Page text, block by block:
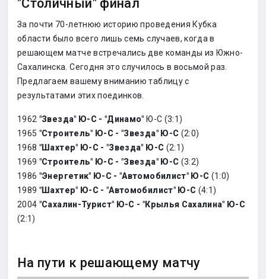
"Столичный" финал
За почти 70-летнюю историю проведения Кубка
области было всего лишь семь случаев, когда в
решающем матче встречались две команды из Южно-
Сахалинска. Сегодня это случилось в восьмой раз.
Предлагаем вашему вниманию таблицу с
результатами этих поединков.
1962 "Звезда" Ю-С - "Динамо" Ю-С (3:1)
1965 "Строитель" Ю-С - "Звезда" Ю-С (2:0)
1968 "Шахтер" Ю-С - "Звезда" Ю-С (2:1)
1969 "Строитель" Ю-С - "Звезда" Ю-С (3:2)
1986 "Энергетик" Ю-С - "Автомобилист" Ю-С (1:0)
1989 "Шахтер" Ю-С - "Автомобилист" Ю-С (4:1)
2004 "Сахалин-Турист" Ю-С - "Крылья Сахалина" Ю-С
(2:1)
На пути к решающему матчу